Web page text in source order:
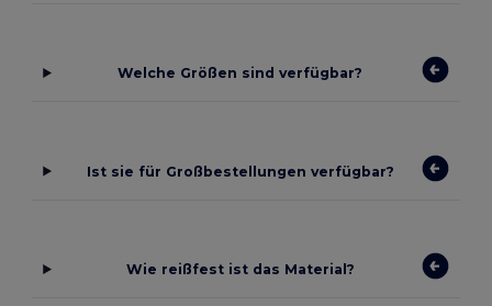
Welche Größen sind verfügbar?
Ist sie für Großbestellungen verfügbar?
Wie reißfest ist das Material?